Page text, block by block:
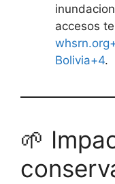
accesos
Bolivia+4.
🌱